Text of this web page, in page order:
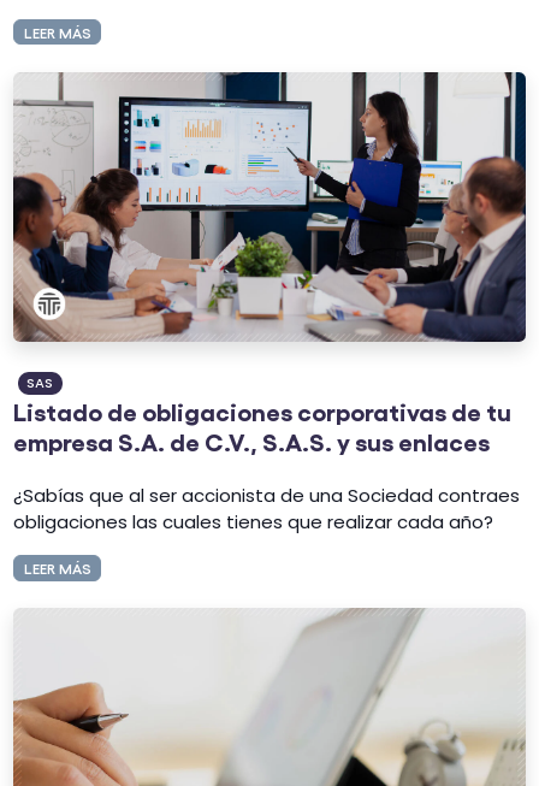
LEER MÁS
SAS
Listado de obligaciones corporativas de tu
empresa S.A. de C.V., S.A.S. y sus enlaces
¿Sabías que al ser accionista de una Sociedad contraes
obligaciones las cuales tienes que realizar cada año?
LEER MÁS